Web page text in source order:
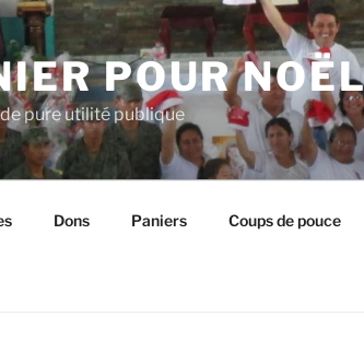
POUR
pure utilité publique
Dons Paniers Coups de pouce